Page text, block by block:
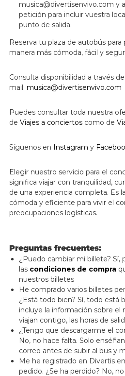
musica@divertisenvivo.com y
petición para incluir vuestra
punto de salida.
Reserva tu plaza de autobús
manera más cómoda, fácil y
Consulta disponibilidad a través del
mail: musica@divertisenvivo.com
Puedes consultar toda nuestra
de Viajes a conciertoscomo de
Síguenos en Instagram y
Elegir nuestro servicio para el
significa viajar con tranquilidad,
de una experiencia completa. Es
cómoda y eficiente para vivir el
preocupaciones logísticas.
Preguntas frecuentes:
¿Puedo cambiar mi billete? Sí,
las condiciones de compra
nuestros billetes
He comprado varios billetes
¿Está todo bien? Sí, todo está
incluye la información sobre el
viajan contigo, las horas de
¿Tengo que descargarme el
No, no hace falta. Solo
correo antes de subir al bus y
Me he registrado en Divertis
pedido. ¿Se ha perdido? No,